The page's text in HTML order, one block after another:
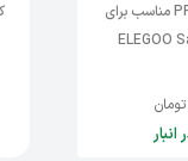
فیلم 5 تایی فیلم PFA مناسب برای
ELEGOO
تومان